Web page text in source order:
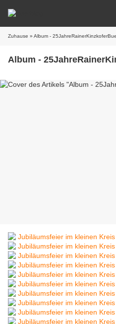
Zuhause » Album -
Album -